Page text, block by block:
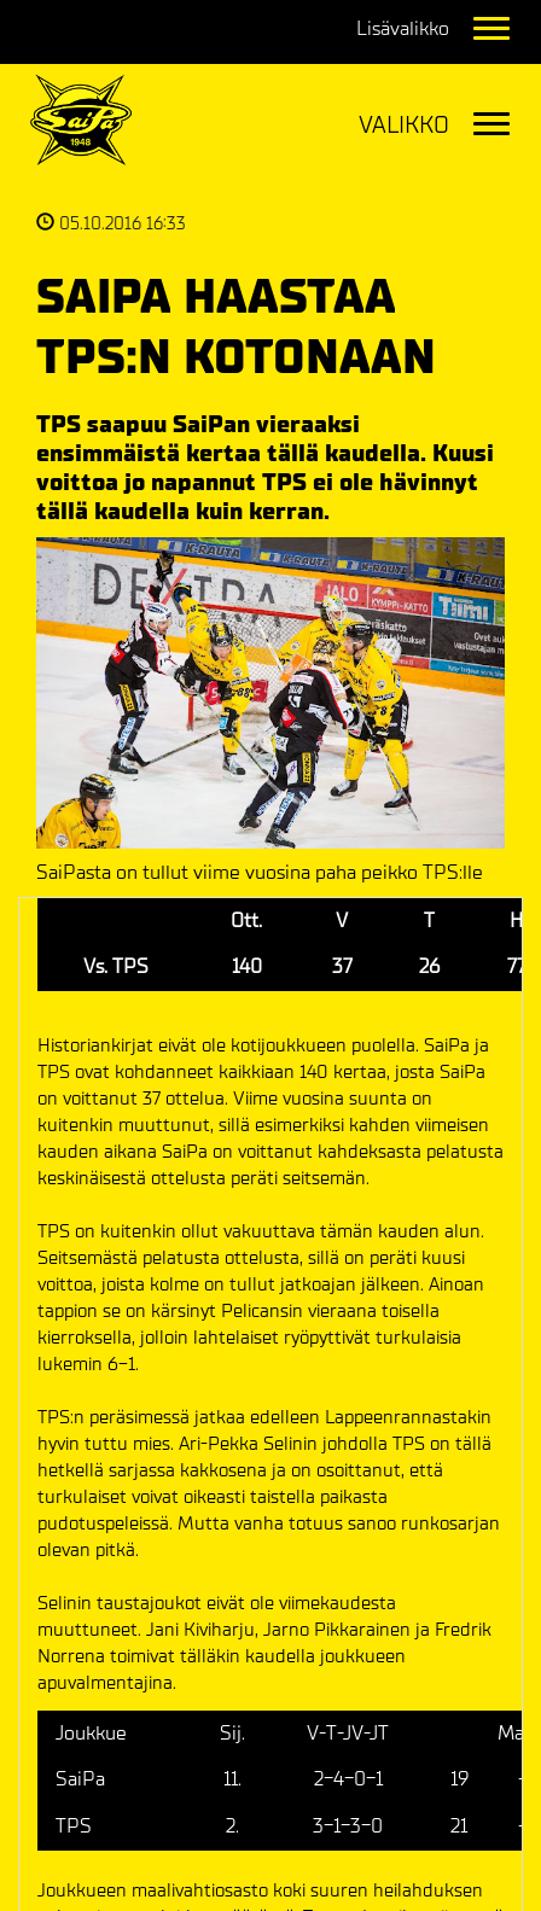
05.10.2016 16:33
SAIPA HAASTAA
TPS:N KOTONAAN
TPS saapuu SaiPan vieraaksi
ensimmäistä kertaa tällä kaudella. Kuusi
voittoa jo napannut TPS ei ole hävinnyt
tällä kaudella kuin kerran.
SaiPasta on tullut viime vuosina paha peikko TPS:lle
Ott.
V T
H
Vs. TPS
140 37 26 77
Historiankirjat eivät ole kotijoukkueen puolella. SaiPa ja
TPS ovat kohdanneet kaikkiaan 140 kertaa, josta SaiPa
on voittanut 37 ottelua. Viime vuosina suunta on
kuitenkin muuttunut, sillä esimerkiksi kahden viimeisen
kauden aikana SaiPa on voittanut kahdeksasta pelatusta
keskinäisestä ottelusta peräti seitsemän.
TPS on kuitenkin ollut vakuuttava tämän kauden alun.
Seitsemästä pelatusta ottelusta, sillä on peräti kuusi
voittoa, joista kolme on tullut jatkoajan jälkeen. Ainoan
tappion se on kärsinyt Pelicansin vieraana toisella
kierroksella, jolloin lahtelaiset ryöpyttivät turkulaisia
lukemin 6-1.
TPS:n peräsimessä jatkaa edelleen Lappeenrannastakin
hyvin tuttu mies. Ari-Pekka Selinin johdolla TPS on tällä
hetkellä sarjassa kakkosena ja on osoittanut, että
turkulaiset voivat oikeasti taistella paikasta
pudotuspeleissä. Mutta vanha totuus sanoo runkosarjan
olevan pitkä.
Selinin taustajoukot eivät ole viimekaudesta
muuttuneet. Jani Kiviharju, Jarno Pikkarainen ja Fredrik
Norrena toimivat tälläkin kaudella joukkueen
apuvalmentajina.
Joukkue Sij. V-T-JV-JT
SaiPa
11. 2-4-0-1 19
-
TPS
2. 3-1-3-0 21 -
Joukkueen maalivahtiosasto koki suuren heilahduksen